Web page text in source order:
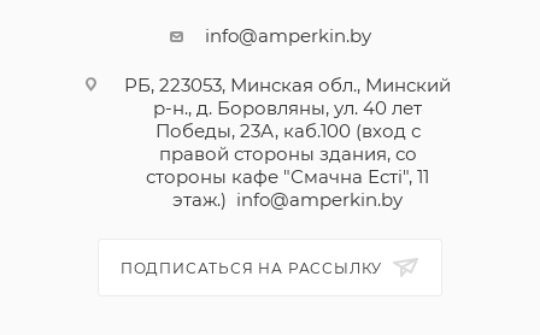
info@amperkin.by
РБ, 223053, Минская обл., Минский
р-н., д. Боровляны, ул. 40 лет
Победы, 23А, каб.100 (вход с
правой стороны здания, со
стороны кафе "Смачна Естi", 11
этаж.) info@amperkin.by
ПОДПИСАТЬСЯ НА РАССЫЛКУ